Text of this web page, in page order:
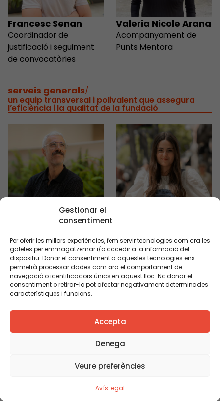
Gestionar el
consentiment
Per oferir les millors experiències, fem servir tecnologies com ara les
galetes per emmagatzemar i/o accedir a la informació del
dispositiu. Donar el consentiment a aquestes tecnologies ens
permetrà processar dades com ara el comportament de
navegació o identificadors únics en aquest lloc. No donar el
consentiment o retirar-lo pot afectar negativament determinades
característiques i funcions.
Accepta
Denega
Veure preferències
Avís legal
Francesc Senan
Coordinador de
justificació i seguiment
de convocatòries
Valeria Nicole Arana
Acompanyament de
Punts Mentora
serveis generals/
un equip transversal i polivalent que assegura
l’eficiència i la qualitat de la fundació
Jaume Riera
Coordinador de serveis
Gestió i coordinació
d’espais
Anna Sadurní
Cap de publicacions i
impulsora del Hub Social